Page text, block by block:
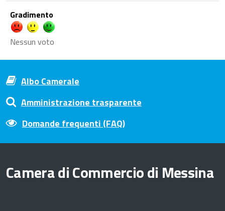
Gradimento
Nessun voto
Albo Camerale
Amministrazione trasparente
Domande frequenti (FAQ)
Camera di Commercio di Messina